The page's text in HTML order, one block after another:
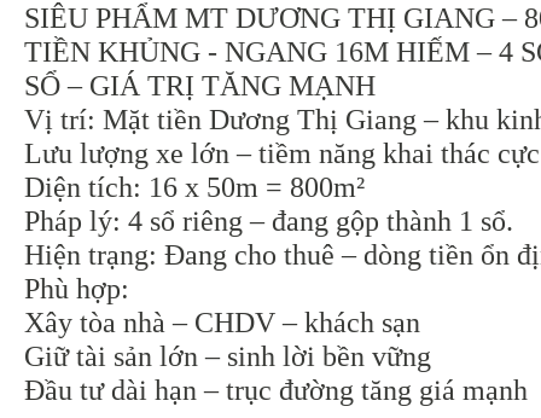
SIÊU PHẨM MT DƯƠNG THỊ GIANG –
TIỀN KHỦNG - NGANG 16M HIẾM – 4
SỔ – GIÁ TRỊ TĂNG MẠNH
Vị trí: Mặt tiền Dương Thị Giang – khu
Lưu lượng xe lớn – tiềm năng khai thác
Diện tích: 16 x 50m = 800m²
Pháp lý: 4 sổ riêng – đang gộp thành 1 sổ.
Hiện trạng: Đang cho thuê – dòng tiền ổn
Phù hợp:
Xây tòa nhà – CHDV – khách sạn
Giữ tài sản lớn – sinh lời bền vững
Đầu tư dài hạn – trục đường tăng giá mạnh